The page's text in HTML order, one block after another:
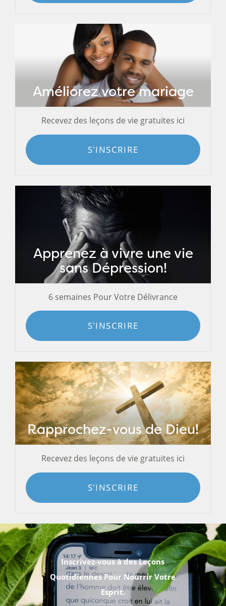
Améliorez votre mariage
Recevez des leçons de vie gratuites ici
S'INSCRIRE
Apprenez à vivre une vie
sans Dépression!
6 semaines Pour Votre Délivrance
S'INSCRIRE
Rapprochez-vous de Dieu!
Recevez des leçons de vie gratuites ici
S'INSCRIRE
Inscrivez-vous à des Leçons
Quotidiennes Pour Nourrir Votre
Esprit.